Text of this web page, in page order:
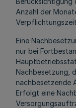
Anzahl der
Eine
nur bei
Nachbesetzung,
nachbesetzende
Erfolgt eine